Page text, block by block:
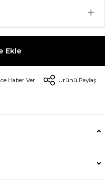
Ekle
Haber Ver Ürünü Paylaş